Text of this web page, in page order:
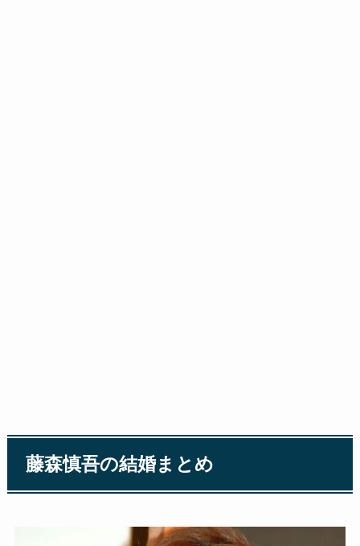
藤森慎吾の結婚まとめ